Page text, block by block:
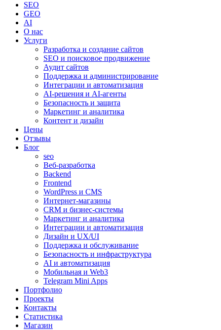
SEO
GEO
AI
О нас
Услуги
Разработка и создание сайтов
SEO и поисковое продвижение
Аудит сайтов
Поддержка и администрирование
Интеграции и автоматизация
AI-решения и AI-агенты
Безопасность и защита
Маркетинг и аналитика
Контент и дизайн
Цены
Отзывы
Блог
seo
Веб-разработка
Backend
Frontend
WordPress и CMS
Интернет-магазины
CRM и бизнес-системы
Маркетинг и аналитика
Интеграции и автоматизация
Дизайн и UX/UI
Поддержка и обслуживание
Безопасность и инфраструктура
AI и автоматизация
Мобильная и Web3
Telegram Mini Apps
Портфолио
Проекты
Контакты
Статистика
Магазин